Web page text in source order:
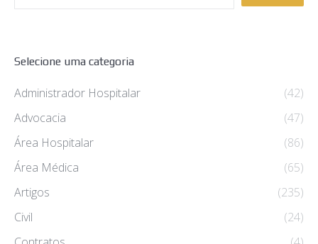
Selecione uma categoria
Administrador Hospitalar
(42)
Advocacia
(47)
Área Hospitalar
(86)
Área Médica
(65)
Artigos
(235)
Civil
(24)